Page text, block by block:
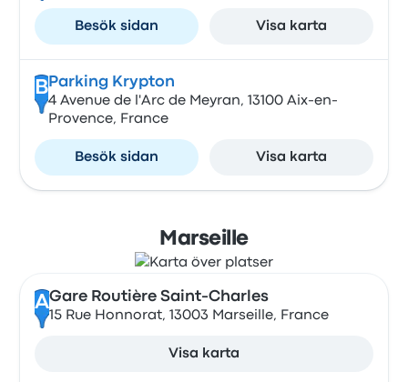
Besök sidan Visa karta
B Parking Krypton
4 Avenue de l'Arc de Meyran, 13100 Aix-en-
Provence, France
Besök sidan Visa karta
Marseille
AGare Routière Saint-Charles
15 Rue Honnorat, 13003 Marseille, France
Visa karta